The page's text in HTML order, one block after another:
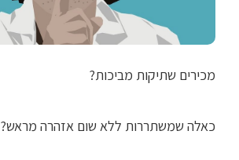
מכירים שתיקות מביכות?
כאלה שמשתררות ללא שום אזהרה מראש?